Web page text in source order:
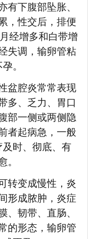
有下腹部坠胀、
，性交后，排便
经增多和白带增
失调，输卵管粘
。
盆腔炎常常表现
多、乏力、胃口
部一侧或两侧隐
者起病急，一般
时、彻底、有
。
转变成慢性，炎
形成脓肿，炎症
、韧带、直肠、
的形态，输卵管